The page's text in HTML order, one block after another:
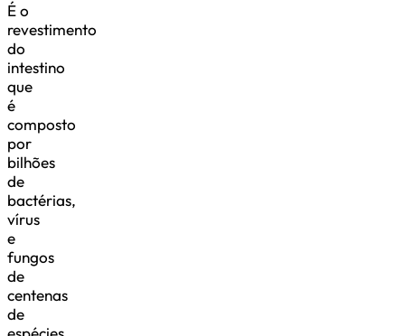
É o
revestimento
do
intestino
que
é
composto
por
bilhões
de
bactérias,
vírus
e
fungos
de
centenas
de